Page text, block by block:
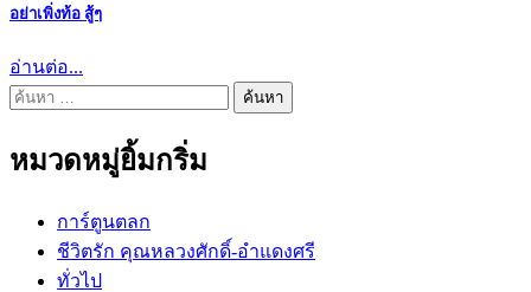
อย่าเพิ่งท้อ สู้ๆ
อ่านต่อ...
ค้นหา
หมวดหมู่ยิ้มกริ่ม
การ์ตูนตลก
ชีวิตรัก คุณหลวงศักดิ์-อำแดงศรี
ทั่วไป